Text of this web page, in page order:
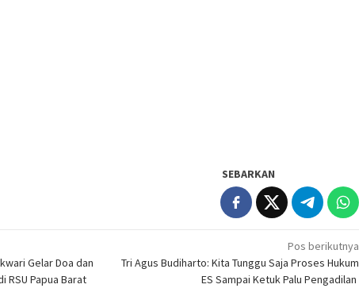
SEBARKAN
Gelar Doa dan
RSU Papua Barat
Pos berikutnya
Tri Agus Budiharto: Kita Tunggu Saja Proses Hukum
ES Sampai Ketuk Palu Pengadilan